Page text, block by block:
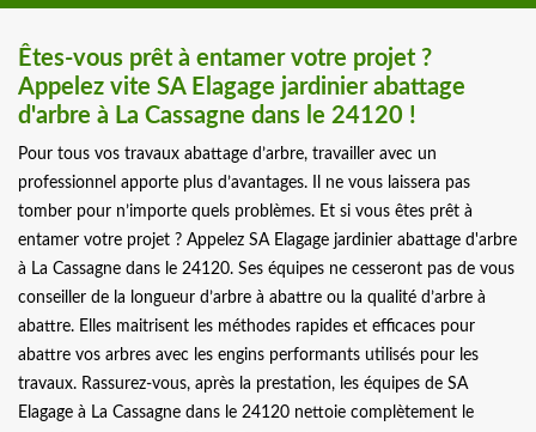
Êtes-vous prêt à entamer votre projet ?
Appelez vite SA Elagage jardinier abattage
d'arbre à La Cassagne dans le 24120 !
Pour tous vos travaux abattage d’arbre, travailler avec un
professionnel apporte plus d’avantages. Il ne vous laissera pas
tomber pour n’importe quels problèmes. Et si vous êtes prêt à
entamer votre projet ? Appelez SA Elagage jardinier abattage d'arbre
à La Cassagne dans le 24120. Ses équipes ne cesseront pas de vous
conseiller de la longueur d’arbre à abattre ou la qualité d’arbre à
abattre. Elles maitrisent les méthodes rapides et efficaces pour
abattre vos arbres avec les engins performants utilisés pour les
travaux. Rassurez-vous, après la prestation, les équipes de SA
Elagage à La Cassagne dans le 24120 nettoie complètement le